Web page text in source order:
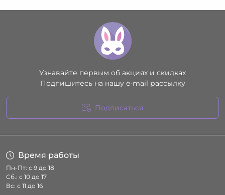
Узнавайте первым об акциях и скидках
Подпишитесь на нашу e-mail рассылку
Подписаться
Время работы
Пн-Пт: с 9 до 18
Сб.: с 10 до 17
Вс: с 11 до 16